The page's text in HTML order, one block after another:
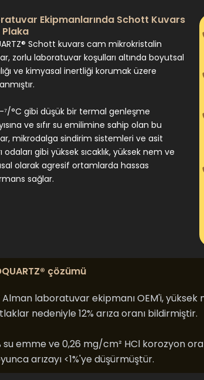
Ekipmanlarında Schott Kuvars
Schott kuvars cam mikrokristalin
zorlu laboratuvar koşulları altında boyutsal
ve kimyasal inertliği korumak üzere
⁷/°C gibi düşük bir termal genleşme
ve sıfır su emilimine sahip olan bu
mikrodalga sindirim sistemleri ve asit
odaları gibi yüksek sıcaklık, yüksek nem ve
olarak agresif ortamlarda hassas
sağlar.
çözümü
Alman laboratuvar ekipmanı OEM'i, yüksek
nedeniyle 12% arıza oranı bildirmiştir.
su emme ve 0,26 mg/cm² HCl korozyon
arızayı <1%'ye düşürmüştür.